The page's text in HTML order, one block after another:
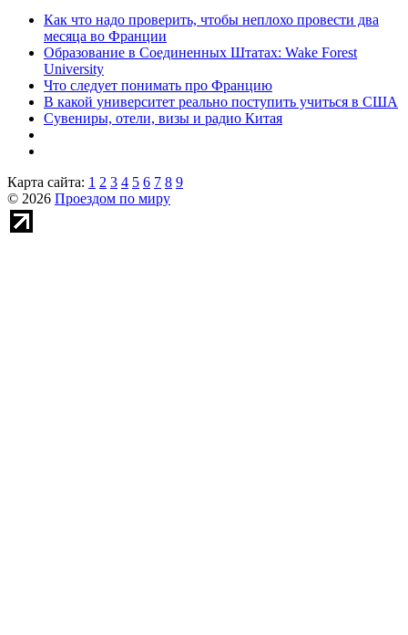
Как что надо проверить, чтобы неплохо провести два
месяца во Франции
Образование в Соединенных Штатах: Wake Forest
University
Что следует понимать про Францию
В какой университет реально поступить учиться в США
Сувениры, отели, визы и радио Китая
Карта сайта: 1 2 3 4 5 6 7 8 9
© 2026 Проездом по миру